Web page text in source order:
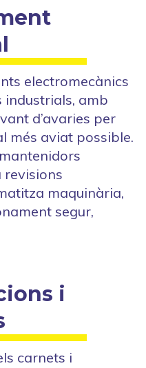
electromecànics
industrials, amb
d’avaries per
més aviat possible.
maquinària,
segur,
i
carnets i